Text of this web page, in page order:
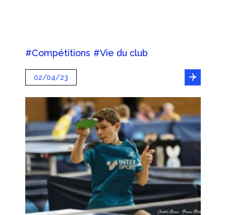
#Compétitions #Vie du club
02/04/23